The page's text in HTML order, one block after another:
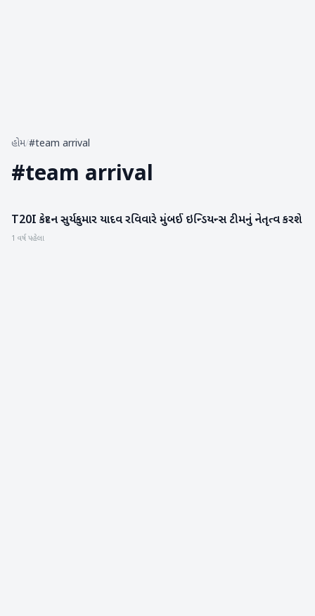
હોમ/#team arrival
#team arrival
રમતગમત
T20I કેપ્ટન સુર્યકુમાર યાદવ રવિવારે મુંબઈ ઇન્ડિયન્સ ટીમનું નેતૃત્વ કરશે
1 વર્ષ પહેલા